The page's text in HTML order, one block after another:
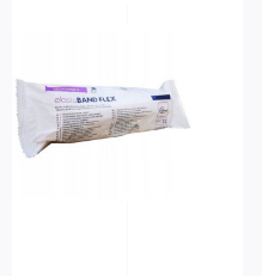
рот пацієнта та
піднімається.
повітря вийде через
1 раз на 4–5 секунд
СЛР.